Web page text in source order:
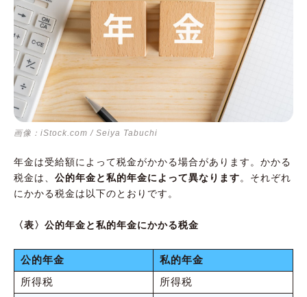
画像：iStock.com / Seiya Tabuchi
年金は受給額によって税金がかかる場合があります。かかる
税金は、 公的年金と私的年金によって異なります。それぞれ
にかかる税金は以下のとおりです。
〈表〉公的年金と私的年金にかかる税金
公的年金
私的年金
所得税
所得税